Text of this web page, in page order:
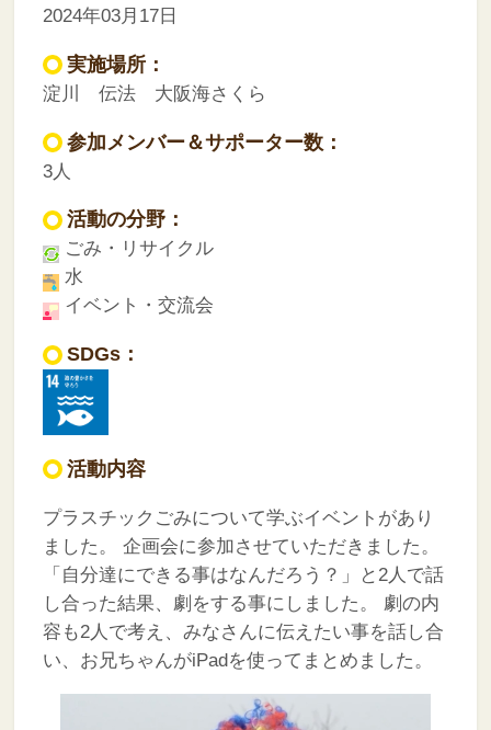
2024年03月17日
実施場所：
淀川 伝法 大阪海さくら
参加メンバー＆サポーター数：
3人
活動の分野：
ごみ・リサイクル
水
イベント・交流会
SDGs：
活動内容
プラスチックごみについて学ぶイベントがあり
ました。
企画会に参加させていただきました。
「自分達にできる事はなんだろう？」と2人で話
し合った結果、劇をする事にしました。
劇の内
容も2人で考え、みなさんに伝えたい事を話し合
い、お兄ちゃんがiPadを使ってまとめました。